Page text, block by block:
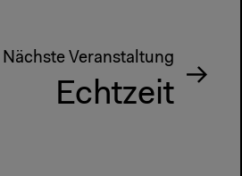
Nächste Veranstaltung
Echtzeit